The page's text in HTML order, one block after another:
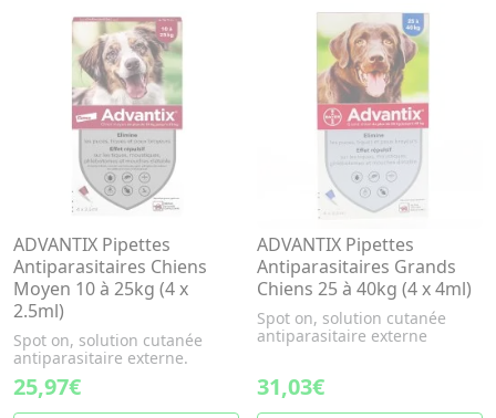
ADVANTIX Pipettes
Antiparasitaires Chiens
Moyen 10 à 25kg (4 x
2.5ml)
Spot on, solution cutanée
antiparasitaire externe.
25,97€
ADVANTIX Pipettes
Antiparasitaires Grands
Chiens 25 à 40kg (4 x 4ml)
Spot on, solution cutanée
antiparasitaire externe
31,03€